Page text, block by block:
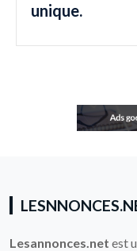
unique.
Lesannonces.net est